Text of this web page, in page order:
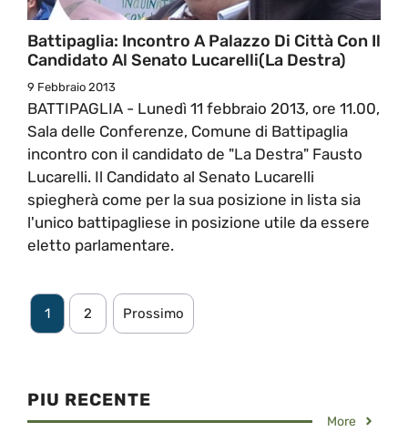
Battipaglia: Incontro A Palazzo Di Città Con Il
Candidato Al Senato Lucarelli(La Destra)
9 Febbraio 2013
BATTIPAGLIA - Lunedì 11 febbraio 2013, ore 11.00,
Sala delle Conferenze, Comune di Battipaglia
incontro con il candidato de "La Destra" Fausto
Lucarelli. Il Candidato al Senato Lucarelli
spiegherà come per la sua posizione in lista sia
l'unico battipagliese in posizione utile da essere
eletto parlamentare.
1 2 Prossimo
PIU RECENTE
More